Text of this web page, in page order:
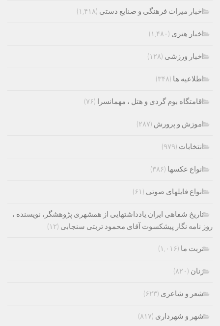
اخبار میراث فرهنگی و صنایع دستی (۱,۴۱۸)
اخبار هنری (۱,۴۸۰)
اخبار ورزشی (۱۲۸)
اطلاعیه ها (۳۴۸)
اقامتگاه بوم گردی و هتل ، مهمانسرا (۷۶)
اموزش و پرورش (۲۸۷)
انتخابات (۹۷۹)
انواع عکسها (۳۸۶)
انواع فایلهای صوتی (۶۱)
تاریخ شفاهی ایران یادداشتهایی از همشهری پژوهشگر، نویسنده ،
روز نامه نگار پیشکسوت آقای محمود تربتی سنجابی (۱۲)
تربت ما (۱,۰۱۶)
زنان (۸۲۰)
شعر و شاعری (۶۲۳)
شهر و شهرداری (۸۱۷)